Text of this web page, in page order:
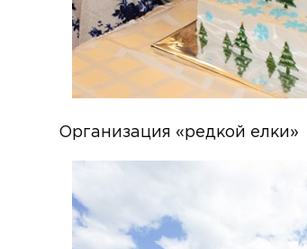
Организация «редкой елки»